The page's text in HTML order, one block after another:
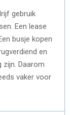
gebruik
Een lease
busje kopen
en
zijn. Daarom
vaker voor